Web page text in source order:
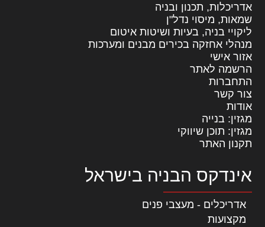
אדריכלות, תכנון ובניה
שמאות, מיסוי נדל"ן
ליקויי בניה, בעיות ושיטות איטום
מנהלי אחזקה בכירים מבנים ומערכות
אזור אישי
הרשמה לאתר
התחברות
צור קשר
אודות
מגזין: בנייה
מגזין: תוכן שיווקי
תקנון האתר
אינדקס הבניה בישראל
אדריכלים - מעצבי פנים
מקצועות